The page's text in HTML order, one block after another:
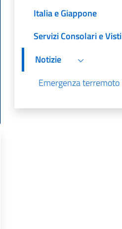
Italia e Giappone
Servizi Consolari e Visti
Notizie
Emergenza terremoto